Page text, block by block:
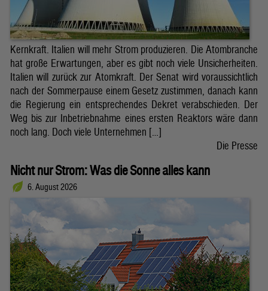
Kernkraft. Italien will mehr Strom produzieren. Die Atombranche
hat große Erwartungen, aber es gibt noch viele Unsicherheiten.
Italien will zurück zur Atomkraft. Der Senat wird voraussichtlich
nach der Sommerpause einem Gesetz zustimmen, danach kann
die Regierung ein entsprechendes Dekret verabschieden. Der
Weg bis zur Inbetriebnahme eines ersten Reaktors wäre dann
noch lang. Doch viele Unternehmen […]
Die Presse
Nicht nur Strom: Was die Sonne alles kann
6. August 2026